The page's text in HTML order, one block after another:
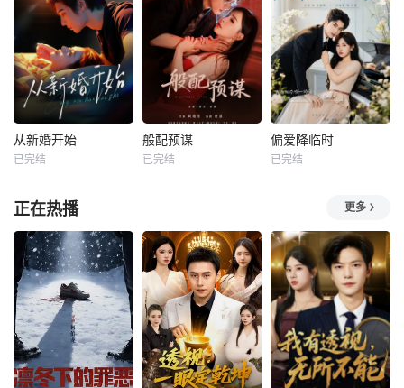
从新婚开始
已完结
般配预谋
已完结
偏爱降临时
已完结
正在热播 更多